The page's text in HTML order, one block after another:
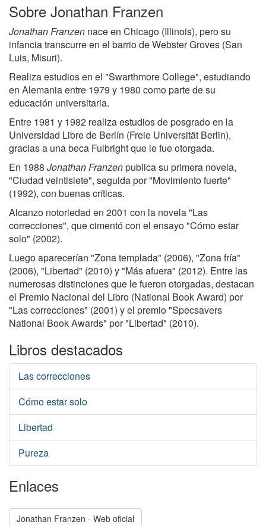
Sobre Jonathan Franzen
Jonathan Franzen nace en Chicago (Illinois), pero su
infancia transcurre en el barrio de Webster Groves (San
Luis, Misuri).
Realiza estudios en el "Swarthmore College", estudiando
en Alemania entre 1979 y 1980 como parte de su
educación universitaria.
Entre 1981 y 1982 realiza estudios de posgrado en la
Universidad Libre de Berlín (Freie Universität Berlin),
gracias a una beca Fulbright que le fue otorgada.
En 1988 Jonathan Franzenpublica su primera novela,
"Ciudad veintisiete", seguida por "Movimiento fuerte"
(1992), con buenas críticas.
Alcanzo notoriedad en 2001 con la novela "Las
correcciones", que cimentó con el ensayo "Cómo estar
solo" (2002).
Luego aparecerían "Zona templada" (2006), "Zona fría"
(2006), "Libertad" (2010) y "Más afuera" (2012). Entre las
numerosas distinciones que le fueron otorgadas, destacan
el Premio Nacional del Libro (National Book Award) por
"Las correcciones" (2001) y el premio "Specsavers
National Book Awards" por "Libertad" (2010).
Libros destacados
Las correcciones
Cómo estar solo
Libertad
Pureza
Enlaces
Jonathan Franzen - Web oficial